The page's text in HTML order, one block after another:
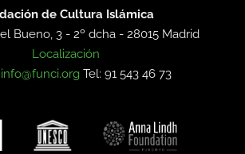
de Cultura Islámica
Bueno, 3 - 2º dcha -28015 Madrid
Localización
info@funci.org Tel: 91 543 46 73